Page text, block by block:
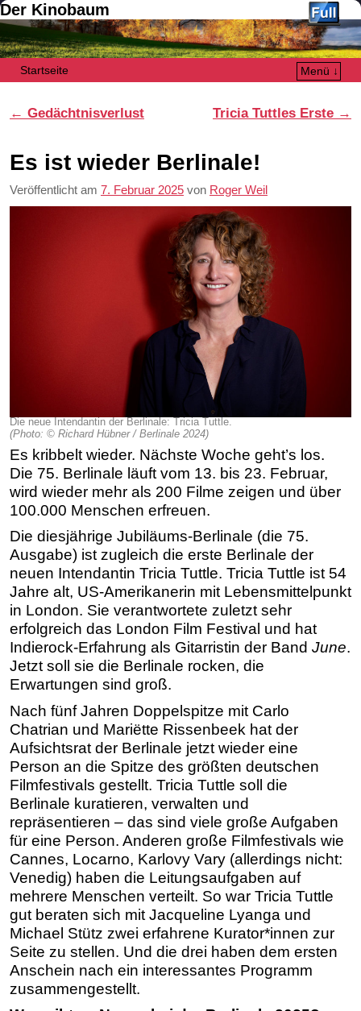
Der Kinobaum
Startseite
Menü ↓
Artikelnavigation
← Gedächtnisverlust Tricia Tuttles Erste →
Es ist wieder Berlinale!
Veröffentlicht am 7. Februar 2025 von Roger Weil
Die neue Intendantin der Berlinale: Tricia Tuttle.
(Photo: © Richard Hübner / Berlinale 2024)
Es kribbelt wieder. Nächste Woche geht’s los.
Die 75. Berlinale läuft vom 13. bis 23. Februar,
wird wieder mehr als 200 Filme zeigen und über
100.000 Menschen erfreuen.
Die diesjährige Jubiläums-Berlinale (die 75.
Ausgabe) ist zugleich die erste Berlinale der
neuen Intendantin Tricia Tuttle. Tricia Tuttle ist 54
Jahre alt, US-Amerikanerin mit Lebensmittelpunkt
in London. Sie verantwortete zuletzt sehr
erfolgreich das London Film Festival und hat
Indierock-Erfahrung als Gitarristin der Band June.
Jetzt soll sie die Berlinale rocken, die
Erwartungen sind groß.
Nach fünf Jahren Doppelspitze mit Carlo
Chatrian und Mariëtte Rissenbeek hat der
Aufsichtsrat der Berlinale jetzt wieder eine
Person an die Spitze des größten deutschen
Filmfestivals gestellt. Tricia Tuttle soll die
Berlinale kuratieren, verwalten und
repräsentieren – das sind viele große Aufgaben
für eine Person. Anderen große Filmfestivals wie
Cannes, Locarno, Karlovy Vary (allerdings nicht:
Venedig) haben die Leitungsaufgaben auf
mehrere Menschen verteilt. So war Tricia Tuttle
gut beraten sich mit Jacqueline Lyanga und
Michael Stütz zwei erfahrene Kurator*innen zur
Seite zu stellen. Und die drei haben dem ersten
Anschein nach ein interessantes Programm
zusammengestellt.